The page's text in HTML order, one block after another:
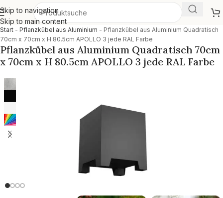
Skip to navigation
Skip to main content
Start - Pflanzkübel aus Aluminium - Pflanzkübel aus Aluminium Quadratisch
70cm x 70cm x H 80.5cm APOLLO 3 jede RAL Farbe
Pflanzkübel aus Aluminium Quadratisch 70cm
x 70cm x H 80.5cm APOLLO 3 jede RAL Farbe